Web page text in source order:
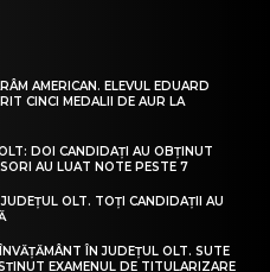
AMERICAN. ELEVUL EDUARD
CINCI MEDALII DE AUR LA
DOI CANDIDAȚI AU OBȚINUT
AU LUAT NOTE PESTE 7
OLT. TOȚI CANDIDAȚII AU
ÎN JUDEȚUL OLT. SUTE
EXAMENUL DE TITULARIZARE